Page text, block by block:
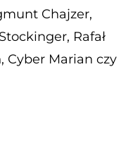
Chajzer,
Rafał
Cyber Marian czy